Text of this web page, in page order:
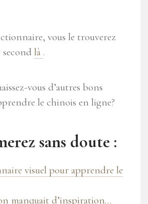
vous le trouverez
secondlà .
vous d’autres bons
le chinois en ligne?
sans doute :
visuel pour apprendre le
manquait d’inspiration…